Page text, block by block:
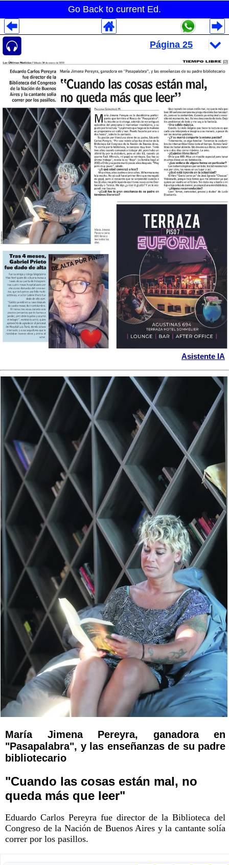
Go Back to current Ed.
Asistente IA
María Jimena Pereyra, ganadora en
"Pasapalabra", y las enseñanzas de su padre
bibliotecario
"Cuando las cosas están mal, no
queda más que leer"
Eduardo Carlos Pereyra fue director de la Biblioteca del
Congreso de la Nación de Buenos Aires y la cantante solía
correr por los pasillos.
Despliegues Analytics
Despliegues Totales
Despliegues por Rubros